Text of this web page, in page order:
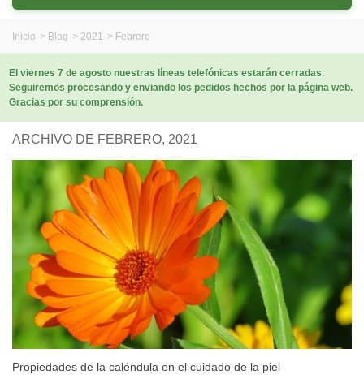
Inicio > Blog > 2021 > Febrero
El viernes 7 de agosto nuestras líneas telefónicas estarán cerradas.
Seguiremos procesando y enviando los pedidos hechos por la página web.
Gracias por su comprensión.
ARCHIVO DE FEBRERO, 2021
Propiedades de la caléndula en el cuidado de la piel